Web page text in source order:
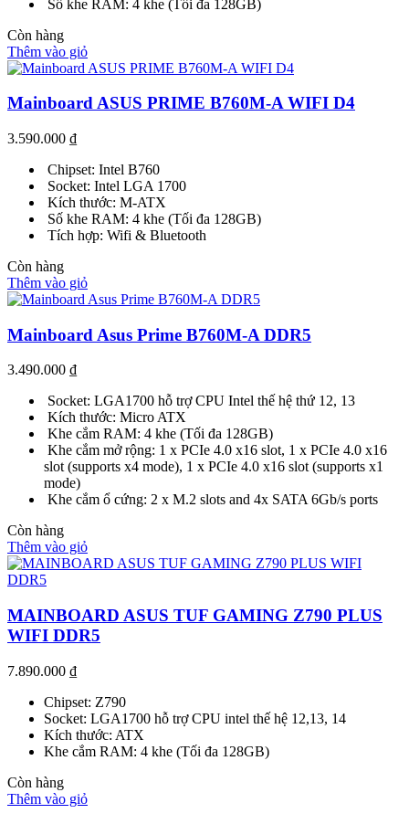
Số khe RAM: 4 khe (Tối đa 128GB)
Còn hàng
Thêm vào giỏ
Mainboard ASUS PRIME B760M-A WIFI D4
3.590.000 ₫
Chipset: Intel B760
Socket: Intel LGA 1700
Kích thước: M-ATX
Số khe RAM: 4 khe (Tối đa 128GB)
Tích hợp: Wifi & Bluetooth
Còn hàng
Thêm vào giỏ
Mainboard Asus Prime B760M-A DDR5
3.490.000 ₫
Socket: LGA1700 hỗ trợ CPU Intel thế hệ thứ 12, 13
Kích thước: Micro ATX
Khe cắm RAM: 4 khe (Tối đa 128GB)
Khe cắm mở rộng: 1 x PCIe 4.0 x16 slot, 1 x PCIe 4.0 x16
slot (supports x4 mode), 1 x PCIe 4.0 x16 slot (supports x1
mode)
Khe cắm ổ cứng: 2 x M.2 slots and 4x SATA 6Gb/s ports
Còn hàng
Thêm vào giỏ
MAINBOARD ASUS TUF GAMING Z790 PLUS
WIFI DDR5
7.890.000 ₫
Chipset: Z790
Socket: LGA1700 hỗ trợ CPU intel thế hệ 12,13, 14
Kích thước: ATX
Khe cắm RAM: 4 khe (Tối đa 128GB)
Còn hàng
Thêm vào giỏ